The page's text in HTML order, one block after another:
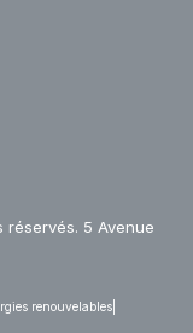
5 Avenue
renouvelables